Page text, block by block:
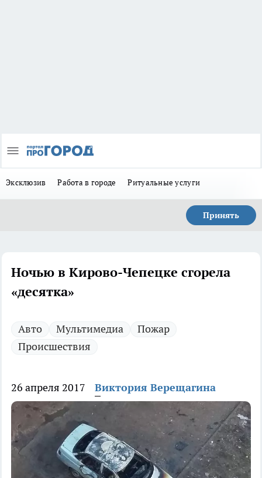
Эксклюзив Работа в городе Ритуальные услуги
Принять
Ночью в Кирово-Чепецке сгорела
«десятка»
Авто Мультимедиа
Пожар
Происшествия
26 апреля 2017 Виктория Верещагина